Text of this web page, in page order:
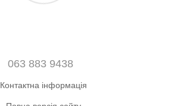
063 883 9438
Контактна інформація